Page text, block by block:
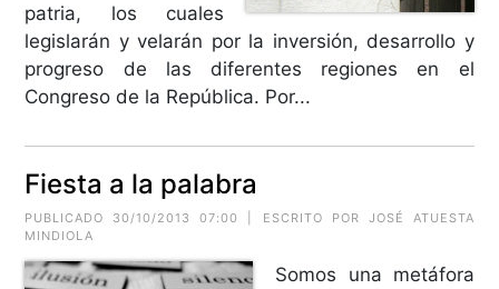
patria, los cuales
legislarán y velarán por la inversión, desarrollo y
progreso de las diferentes regiones en el
Congreso de la República. Por...
Fiesta a la palabra
PUBLICADO 30/10/2013 07:00 | ESCRITO POR JOSÉ ATUESTA
MINDIOLA
Somos una metáfora